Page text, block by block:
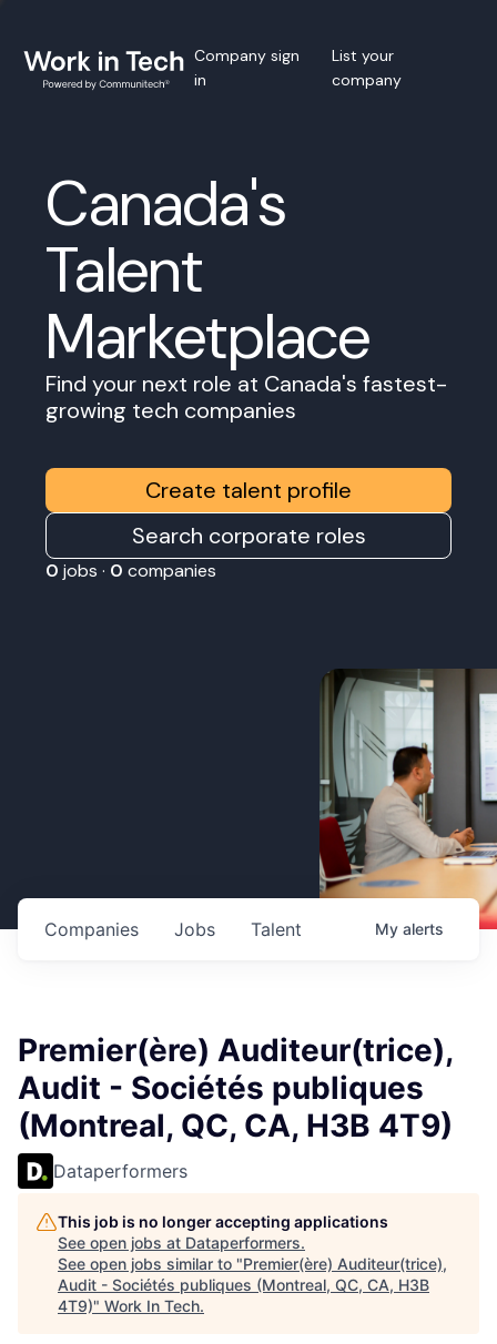
Company sign
in
List your
company
Canada's
Talent
Marketplace
Find your next role at Canada's fastest-
growing tech companies
Create talent profile
Search corporate roles
0 jobs · 0 companies
Jobs
Companies Talent My alerts
Premier(ère) Auditeur(trice),
Audit - Sociétés publiques
(Montreal, QC, CA, H3B 4T9)
Dataperformers
This job is no longer accepting applications
See open jobs at Dataperformers.
See open jobs similar to "Premier(ère) Auditeur(trice),
Audit - Sociétés publiques (Montreal, QC, CA, H3B
4T9)" Work In Tech.